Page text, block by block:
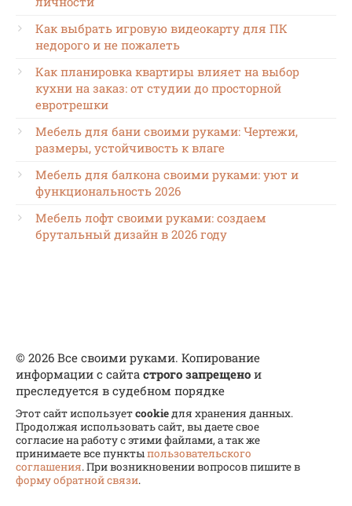
Как выбрать игровую видеокарту для ПК
недорого и не пожалеть
Как планировка квартиры влияет на выбор
кухни на заказ: от студии до просторной
евротрешки
Мебель для бани своими руками: Чертежи,
размеры, устойчивость к влаге
Мебель для балкона своими руками: уют и
функциональность 2026
Мебель лофт своими руками: создаем
брутальный дизайн в 2026 году
© 2026 Все своими руками. Копирование
информации с сайта строго запрещено и
преследуется в судебном порядке
Этот сайт используетcookieдля хранения данных.
Продолжая использовать сайт, вы даете свое
согласие на работу с этими файлами, а так же
принимаете все пунктыпользовательского
соглашения. При возникновении вопросов пишите в
форму обратной связи.